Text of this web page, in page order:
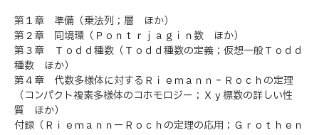
第１章 準備（乗法列；層 ほか）
第２章 同境環（Ｐｏｎｔｒｊａｇｉｎ数 ほか）
第３章 Ｔｏｄｄ種数（Ｔｏｄｄ種数の定義；仮想一般Ｔｏｄｄ
種数 ほか）
第４章 代数多様体に対するＲｉｅｍａｎｎ‐Ｒｏｃｈの定理
（コンパクト複素多様体のコホモロジー；Ｘｙ標数の詳しい性
質 ほか）
付録（ＲｉｅｍａｎｎーＲｏｃｈの定理の応用；Ｇｒｏｔｈｅｎ